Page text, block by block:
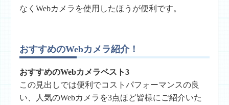
なくWebカメラを使用したほうが便利です。
おすすめのWebカメラ紹介！
おすすめのWebカメラベスト3
この見出しでは便利でコストパフォーマンスの良
い、人気のWebカメラを3点ほど皆様にご紹介いた